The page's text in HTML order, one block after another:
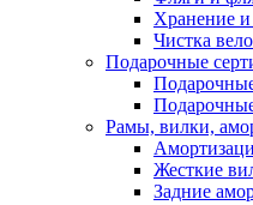
Хранение и
Чистка
Подарочные
Рамы, вилки,
Жесткие
Задние